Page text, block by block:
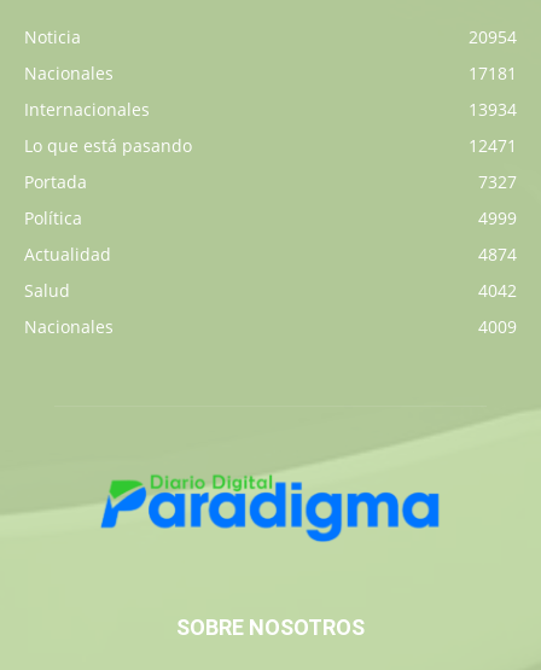
Noticia
20954
Nacionales
17181
Internacionales
13934
Lo que está pasando
12471
Portada
7327
Política
4999
Actualidad
4874
Salud
4042
Nacionales
4009
SOBRE NOSOTROS